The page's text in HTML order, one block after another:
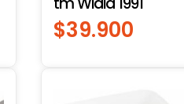
$39.900